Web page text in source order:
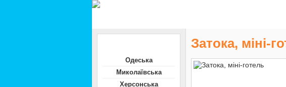
Одеська
Миколаївська
Херсонська
Затока, міні-